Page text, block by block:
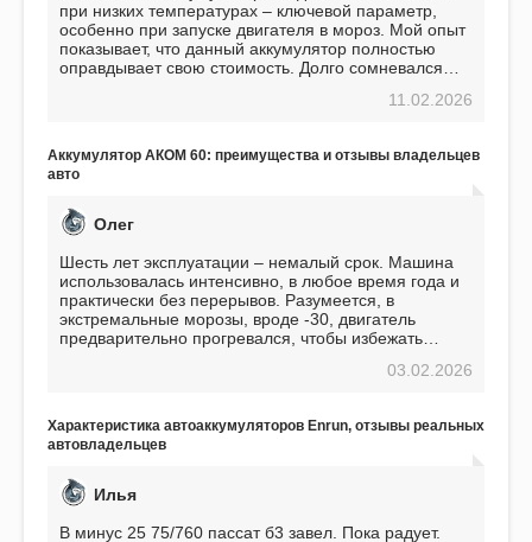
при низких температурах – ключевой параметр,
особенно при запуске двигателя в мороз. Мой опыт
показывает, что данный аккумулятор полностью
оправдывает свою стоимость. Долго сомневался
пожалел. Считаю, что это отличное вложение,11.02.2026
Аккумулятор АКОМ 60: преимущества и отзывы владельцев
авто
Олег
Шесть лет эксплуатации – немалый срок. Машина
использовалась интенсивно, в любое время года и
практически без перерывов. Разумеется, в
экстремальные морозы, вроде -30, двигатель
предварительно прогревался, чтобы избежать
использования не было ни единой поломки,
EFB 75. Судя по характеристикам, он даже
превосходит предыдущую модель.
03.02.2026
Характеристика автоаккумуляторов Enrun, отзывы реальных
автовладельцев
Илья
В минус 25 75/760 пассат б3 завел. Пока радует.